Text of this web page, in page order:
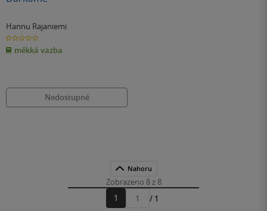
Hannu Rajaniemi
0.0
z
5
hvězdiček
měkká vazba
Nedostupné
Nahoru
Zobrazeno 8 z 8
1
Přejít
/ 1